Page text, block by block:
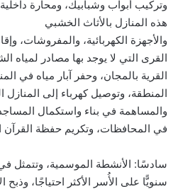
وتركيب أبواب وشبابيك، ومحارة
هذه المنازل بالأثاث الخشبي
والأجهزة الكهربائية، والمفروشات،
القرى التي لا يوجد بها مصادر لمياه
القرية بالمجان، وحفر آبار مياه في
المنطقة، وتوصيل كهرباء إلى المنازل
والمساهمة في بناء واستكمال
في المحافظات، وتكريم حفظة القرآن
سادسًا: الأنشطة الموسمية، وتتمثل
سنويًّا على الأُسر الأكثر احتياجًا،